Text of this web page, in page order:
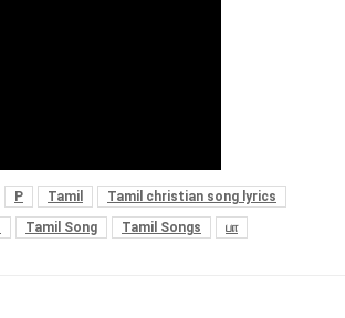
P Tamil
Tamil christian song lyrics
Tamil Song Tamil Songs பா